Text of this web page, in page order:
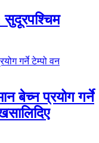
बेच्न प्रयोग गर्ने